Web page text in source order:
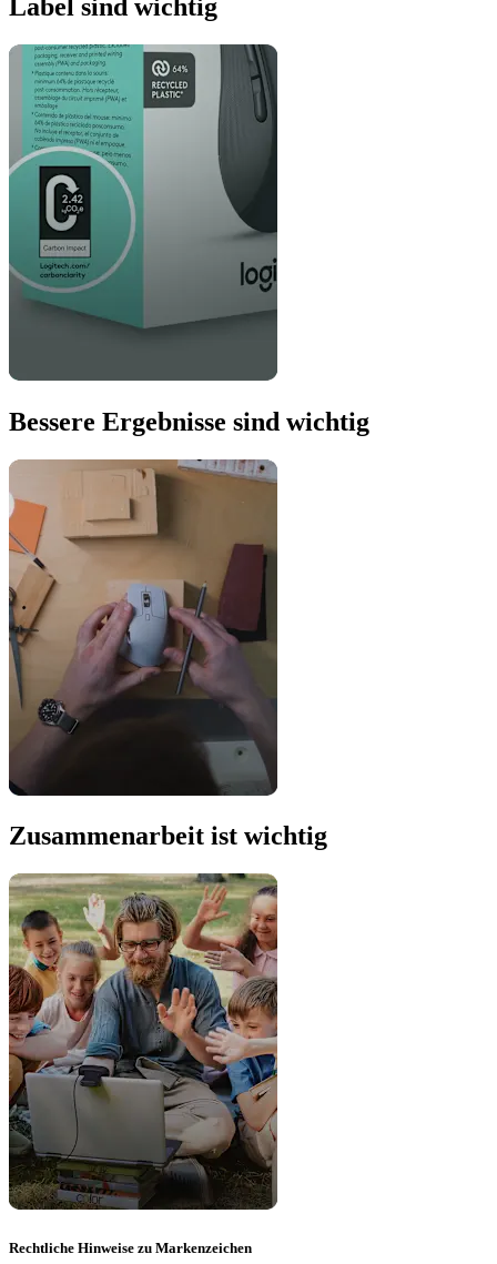
Label sind wichtig
Bessere Ergebnisse sind wichtig
Zusammenarbeit ist wichtig
Rechtliche Hinweise zu Markenzeichen